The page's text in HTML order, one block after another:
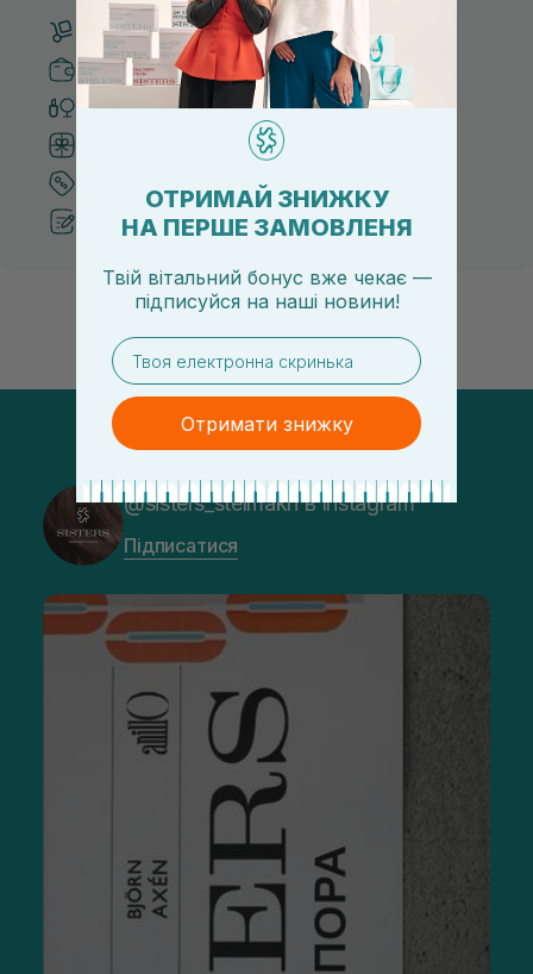
Безкоштовна доставка від 3000 UAH
Безпечні способи оплати
Тільки оригінальна косметика
Система бонусів та лояльності
Кращі ціни та топ товари
Рекомендації від косметологів
@sisters_stelmakh в Instagram
Підписатися
ОТРИМАЙ ЗНИЖКУ
НА ПЕРШЕ ЗАМОВЛЕНЯ
Твій вітальний бонус вже чекає —
підписуйся на наші новини!
email
Отримати знижку